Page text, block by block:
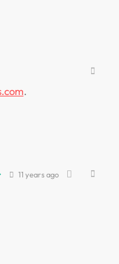
.
11 years ago